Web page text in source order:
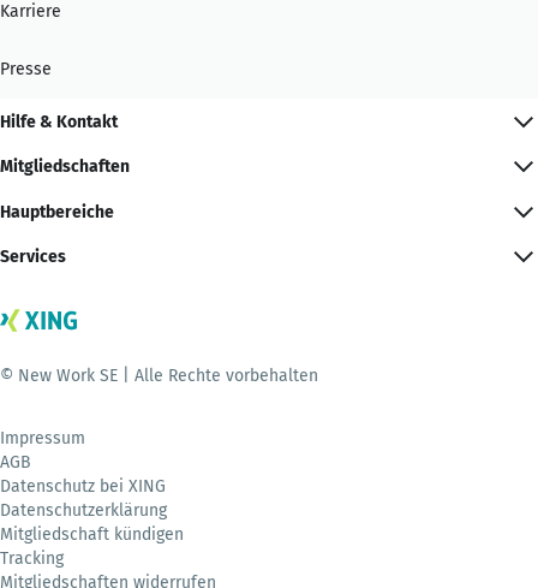
Karriere
Presse
Hilfe & Kontakt
Mitgliedschaften
Hauptbereiche
Services
© New Work SE | Alle Rechte vorbehalten
Impressum
AGB
Datenschutz bei XING
Datenschutzerklärung
Mitgliedschaft kündigen
Tracking
Mitgliedschaften widerrufen